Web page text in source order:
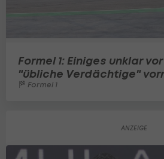
Formel 1: Einiges unklar
"übliche Verdächtige"
Formel 1